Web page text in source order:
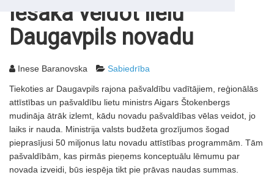
Iesaka veidot lielu
Daugavpils novadu
Inese Baranovska Sabiedrība
Tiekoties ar Daugavpils rajona pašvaldību vadītājiem, reģionālās
attīstības un pašvaldību lietu ministrs Aigars Štokenbergs
mudināja ātrāk izlemt, kādu novadu pašvaldības vēlas veidot, jo
laiks ir nauda. Ministrija valsts budžeta grozījumos šogad
pieprasījusi 50 miljonus latu novadu attīstības programmām. Tām
pašvaldībām, kas pirmās pieņems konceptuālu lēmumu par
novada izveidi, būs iespēja tikt pie prāvas naudas summas.